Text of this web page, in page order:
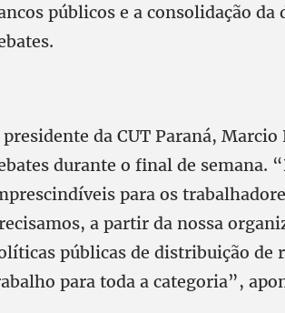
públicos e a consolidação
presidente da CUT Paraná,
durante o final de semana.
para os
a partir da nossa
públicas de distribuição de
para toda a categoria”,